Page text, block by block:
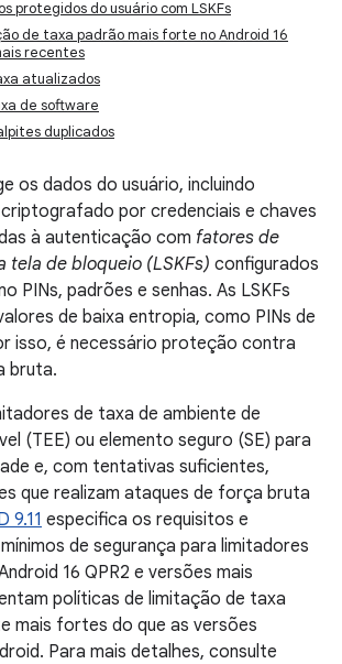
protegidos do usuário com LSKFs
de taxa padrão mais forte no Android 16
recentes
atualizados
de software
duplicados
os dados do usuário, incluindo
por credenciais e chaves
à autenticação com fatores de
tela de bloqueio (LSKFs) configurados
PINs, padrões e senhas. As LSKFs
de baixa entropia, como PINs de
isso, é necessário proteção contra
bruta.
de taxa de ambiente de
(TEE) ou elemento seguro (SE) para
e, com tentativas suficientes,
que realizam ataques de força bruta
9.11 especifica os requisitos e
de segurança para limitadores
16 QPR2 e versões mais
políticas de limitação de taxa
mais fortes do que as versões
Para mais detalhes, consulte